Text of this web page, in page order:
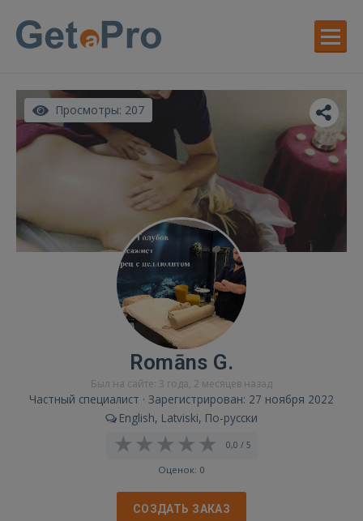
Просмотры: 207
Romāns G.
Был на сайте: 3 года, 2 месяцев назад
Частный специалист · Зарегистрирован: 27 ноября 2022
English, Latviski, По-русски
0,0 / 5
Оценок: 0
СОЗДАТЬ ЗАКАЗ